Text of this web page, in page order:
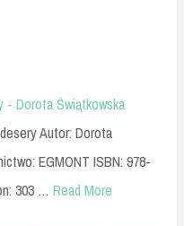
- Dorota Świątkowska
Autor: Dorota
EGMONT ISBN: 978-
303 … Read More